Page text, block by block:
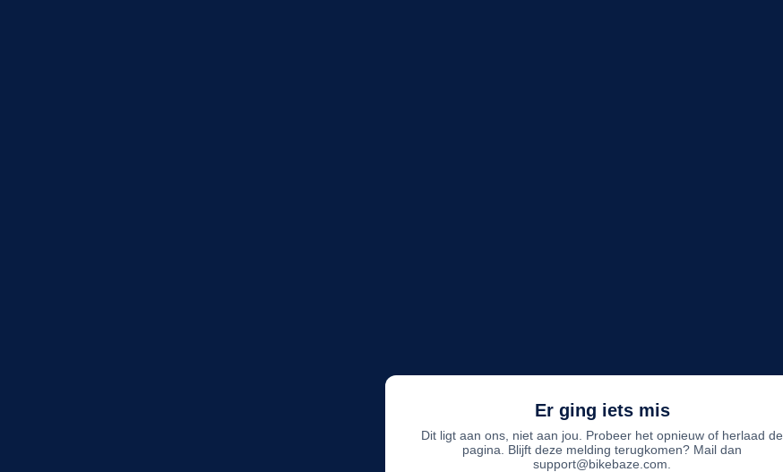
Er ging iets mis
Dit ligt aan ons, niet aan jou. Probeer het opnieuw of herlaad de
pagina. Blijft deze melding terugkomen? Mail dan
support@bikebaze.com.